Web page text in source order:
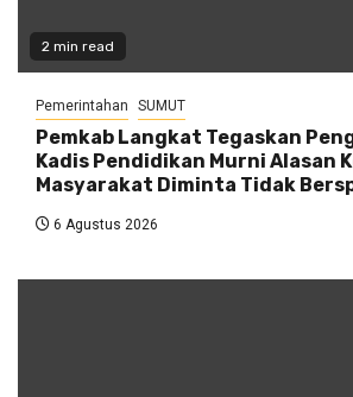
2 min read
Pemerintahan SUMUT
Pemkab Langkat Tegaskan
Kadis Pendidikan Murni Alasan
Masyarakat Diminta Tidak
6 Agustus 2026